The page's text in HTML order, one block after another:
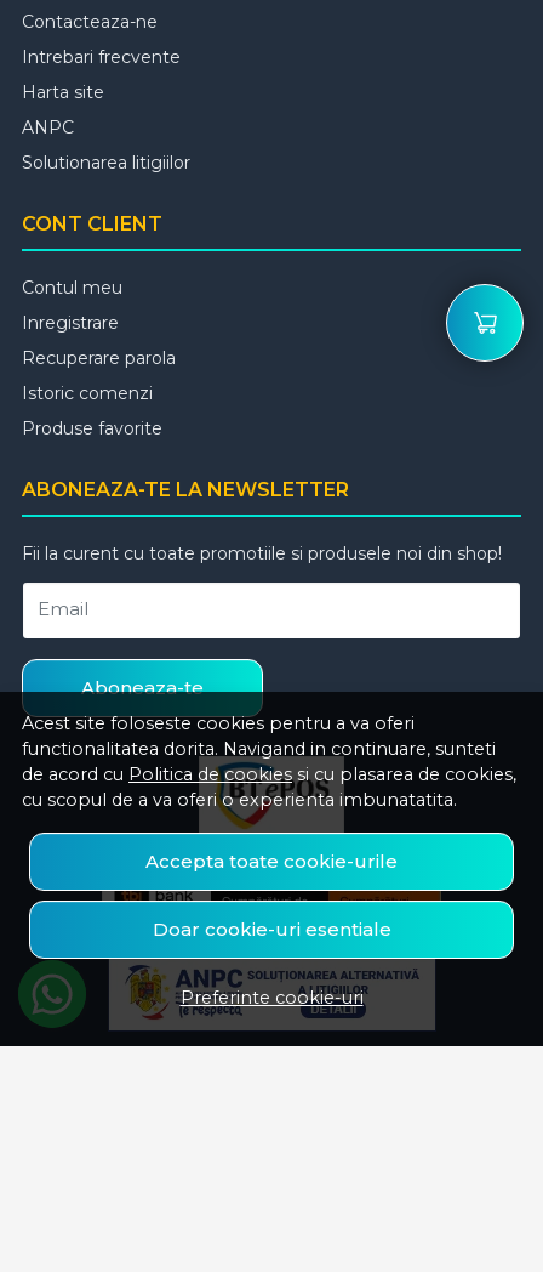
Acest site foloseste cookies pentru a va oferi
functionalitatea dorita. Navigand in continuare, sunteti
de acord cu Politica de cookies si cu plasarea de cookies,
cu scopul de a va oferi o experienta imbunatatita.
Accepta toate cookie-urile
Doar cookie-uri esentiale
Preferinte cookie-uri
Contacteaza-ne
Intrebari frecvente
Harta site
ANPC
Solutionarea litigiilor
CONT CLIENT
Contul meu
Inregistrare
Recuperare parola
Istoric comenzi
Produse favorite
ABONEAZA-TE LA NEWSLETTER
Fii la curent cu toate promotiile si produsele noi din shop!
Email
Aboneaza-te